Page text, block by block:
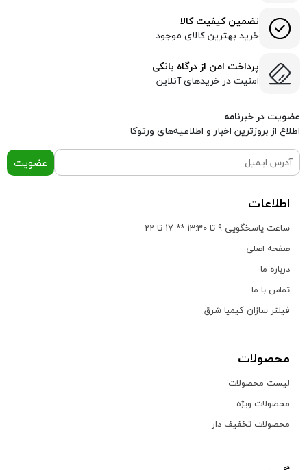
تضمین کیفیت کالا
خرید بهترین کالای موجود
پرداخت امن از درگاه بانکی
امنیت در خریدهای آنلاین
عضویت در خبرنامه
اطلاع از بروز‌ترین اخبار و اطلاعیه‌های ورتوکا
عضویت
اطلاعات
ساعت پاسخگویی 9 تا 13:30 ** 17 تا 22
صفحه اصلی
درباره ما
تماس با ما
فیلتر سازان کیمیا شرق
محصولات
لیست محصولات
محصولات ویژه
محصولات تخفیف دار